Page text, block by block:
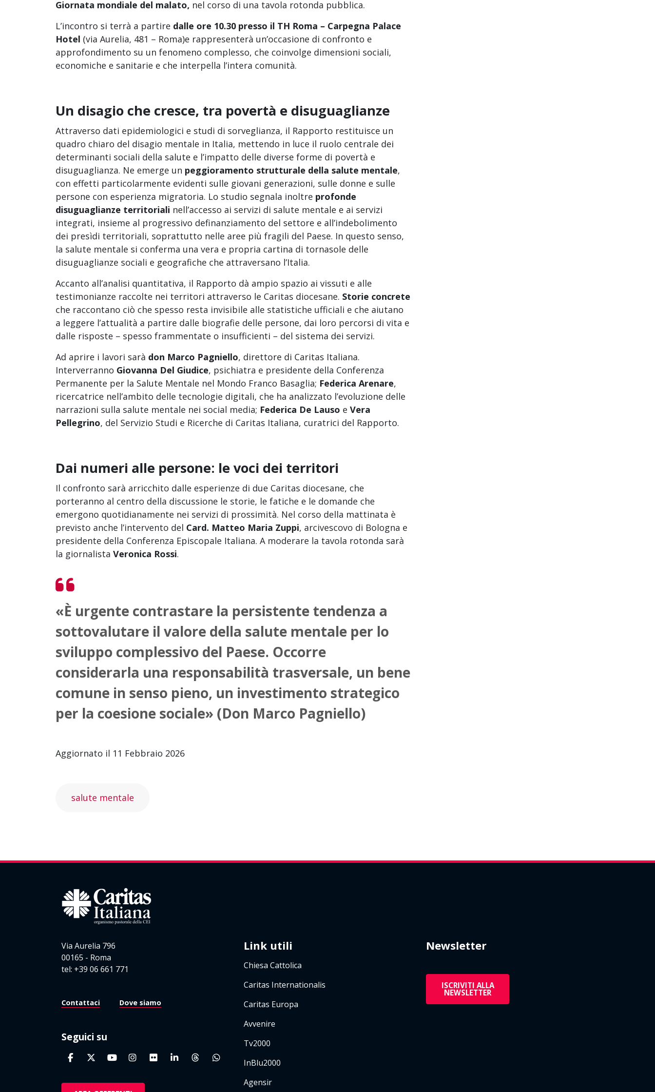
Giornata mondiale del malato, nel corso di una tavola rotonda pubblica.
L’incontro si terrà a partire dalle ore 10.30 presso il TH Roma – Carpegna Palace
Hotel (via Aurelia, 481 – Roma)e rappresenterà un’occasione di confronto e
approfondimento su un fenomeno complesso, che coinvolge dimensioni sociali,
economiche e sanitarie e che interpella l’intera comunità.
Un disagio che cresce, tra povertà e disuguaglianze
Attraverso dati epidemiologici e studi di sorveglianza, il Rapporto restituisce un
quadro chiaro del disagio mentale in Italia, mettendo in luce il ruolo centrale dei
determinanti sociali della salute e l’impatto delle diverse forme di povertà e
disuguaglianza. Ne emerge un peggioramento strutturale della salute mentale,
con effetti particolarmente evidenti sulle giovani generazioni, sulle donne e sulle
persone con esperienza migratoria. Lo studio segnala inoltre profonde
disuguaglianze territoriali nell’accesso ai servizi di salute mentale e ai servizi
integrati, insieme al progressivo definanziamento del settore e all’indebolimento
dei presìdi territoriali, soprattutto nelle aree più fragili del Paese. In questo senso,
la salute mentale si conferma una vera e propria cartina di tornasole delle
disuguaglianze sociali e geografiche che attraversano l’Italia.
Accanto all’analisi quantitativa, il Rapporto dà ampio spazio ai vissuti e alle
testimonianze raccolte nei territori attraverso le Caritas diocesane. Storie concrete
che raccontano ciò che spesso resta invisibile alle statistiche ufficiali e che aiutano
a leggere l’attualità a partire dalle biografie delle persone, dai loro percorsi di vita e
dalle risposte – spesso frammentate o insufficienti – del sistema dei servizi.
Ad aprire i lavori sarà don Marco Pagniello, direttore di Caritas Italiana.
Interverranno Giovanna Del Giudice, psichiatra e presidente della Conferenza
Permanente per la Salute Mentale nel Mondo Franco Basaglia; Federica Arenare,
ricercatrice nell’ambito delle tecnologie digitali, che ha analizzato l’evoluzione delle
narrazioni sulla salute mentale nei social media; Federica De Lauso e Vera
Pellegrino, del Servizio Studi e Ricerche di Caritas Italiana, curatrici del Rapporto.
Dai numeri alle persone: le voci dei territori
Il confronto sarà arricchito dalle esperienze di due Caritas diocesane, che
porteranno al centro della discussione le storie, le fatiche e le domande che
emergono quotidianamente nei servizi di prossimità. Nel corso della mattinata è
previsto anche l’intervento del Card. Matteo Maria Zuppi, arcivescovo di Bologna e
presidente della Conferenza Episcopale Italiana. A moderare la tavola rotonda sarà
la giornalista Veronica Rossi.
«È urgente contrastare la persistente tendenza a
sottovalutare il valore della salute mentale per lo
sviluppo complessivo del Paese. Occorre
considerarla una responsabilità trasversale, un bene
comune in senso pieno, un investimento strategico
per la coesione sociale» (Don Marco Pagniello)
Aggiornato il 11 Febbraio 2026
salute mentale
Via Aurelia 796
00165 - Roma
tel: +39 06 661 771
Contattaci Dove siamo
Seguici su
Link utili
Chiesa Cattolica
Caritas Internationalis
Caritas Europa
Avvenire
Tv2000
InBlu2000
Agensir
Newsletter
ISCRIVITI ALLA
NEWSLETTER